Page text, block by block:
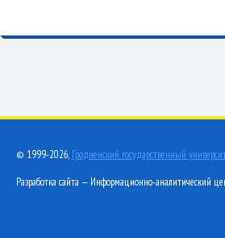
© 1999-2026, Гродненский государственный
Разработка сайта — Информационно-аналитический